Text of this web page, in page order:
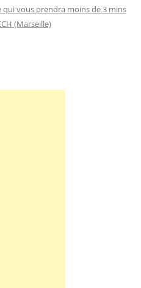
vous prendra moins de 3 mins
(Marseille)